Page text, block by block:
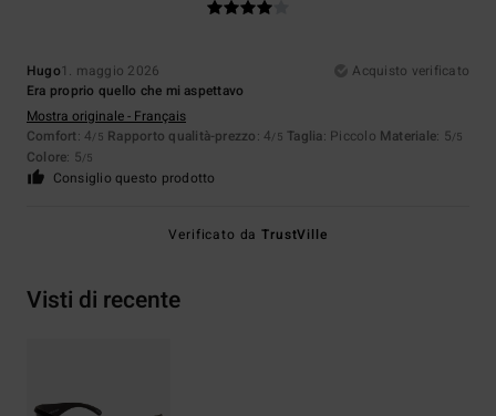
Hugo1. maggio 2026
Acquisto verificato
Era proprio quello che mi aspettavo
Mostra originale - Français
Comfort: 4/5 Rapporto qualità-prezzo: 4/5 Taglia: Piccolo Materiale: 5/5
Colore: 5/5
Consiglio questo prodotto
Verificato daTrustVille
Visti di recente